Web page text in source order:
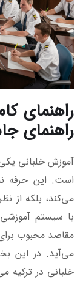
راهنمای
راهنمای
آموزش خلبانی
است. این حرفه
می‌کند، بلکه از
با سیستم
مقاصد محبوب
می‌آید. در این
خلبانی در ترکیه